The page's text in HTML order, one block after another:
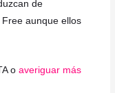
de
aunque ellos
o averiguar más